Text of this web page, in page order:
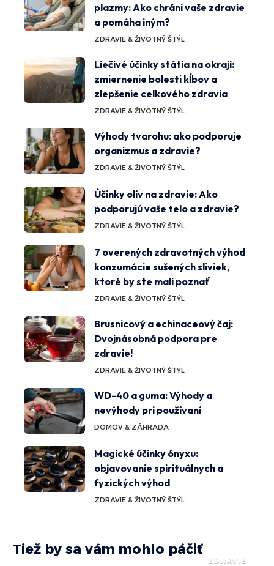
plazmy: Ako chráni vaše zdravie
a pomáha iným?
ZDRAVIE & ŽIVOTNÝ ŠTÝL
Liečivé účinky státia na okraji:
zmiernenie bolesti kĺbov a
zlepšenie celkového zdravia
ZDRAVIE & ŽIVOTNÝ ŠTÝL
Výhody tvarohu: ako podporuje
organizmus a zdravie?
ZDRAVIE & ŽIVOTNÝ ŠTÝL
Účinky olív na zdravie: Ako
podporujú vaše telo a zdravie?
ZDRAVIE & ŽIVOTNÝ ŠTÝL
7 overených zdravotných výhod
konzumácie sušených sliviek,
ktoré by ste mali poznať
ZDRAVIE & ŽIVOTNÝ ŠTÝL
Brusnicový a echinaceový čaj:
Dvojnásobná podpora pre
zdravie!
ZDRAVIE & ŽIVOTNÝ ŠTÝL
WD-40 a guma: Výhody a
nevýhody pri používaní
DOMOV & ZÁHRADA
Magické účinky ónyxu:
objavovanie spirituálnych a
fyzických výhod
ZDRAVIE & ŽIVOTNÝ ŠTÝL
Tiež by sa vám mohlo páčiť
ZDRAVIE